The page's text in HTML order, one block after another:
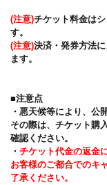
(注意)チケット料金は
す。
(注意)決済・発券方法
ます。
■注意点
・悪天候等により、公
その際は、チケット購
確認ください。
・ チケット代金の返金
お客様のご都合でのキ
了承ください。